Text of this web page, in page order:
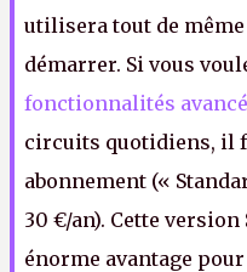
utilisera tout de
démarrer. Si vous
fonctionnalités
circuits quotidiens, il
abonnement («
30 €/an). Cette
énorme avantage